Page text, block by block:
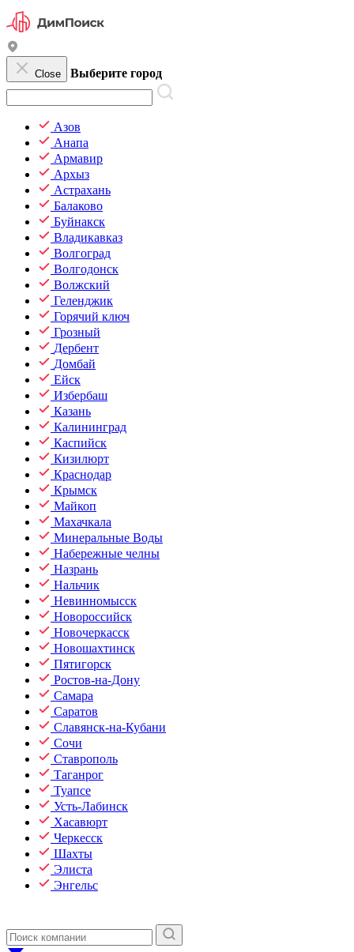
Close Выберите город
Азов
Анапа
Армавир
Архыз
Астрахань
Балаково
Буйнакск
Владикавказ
Волгоград
Волгодонск
Волжский
Геленджик
Горячий ключ
Грозный
Дербент
Домбай
Ейск
Избербаш
Казань
Калининград
Каспийск
Кизилюрт
Краснодар
Крымск
Майкоп
Махачкала
Минеральные Воды
Набережные челны
Назрань
Нальчик
Невинномысск
Новороссийск
Новочеркасск
Новошахтинск
Пятигорск
Ростов-на-Дону
Самара
Саратов
Славянск-на-Кубани
Сочи
Ставрополь
Таганрог
Туапсе
Усть-Лабинск
Хасавюрт
Черкесск
Шахты
Элиста
Энгельс